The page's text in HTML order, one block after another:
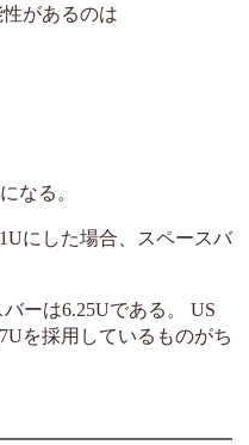
があるのは
なる。
にした場合、スペースバ
ーは6.25Uである。 US
を採用しているものがち